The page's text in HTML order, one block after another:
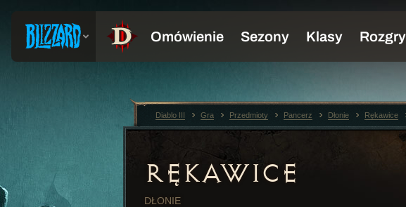
RĘKAWICE
DŁONIE
Diablo III Gra Przedmioty Pancerz Dłonie Rękawice